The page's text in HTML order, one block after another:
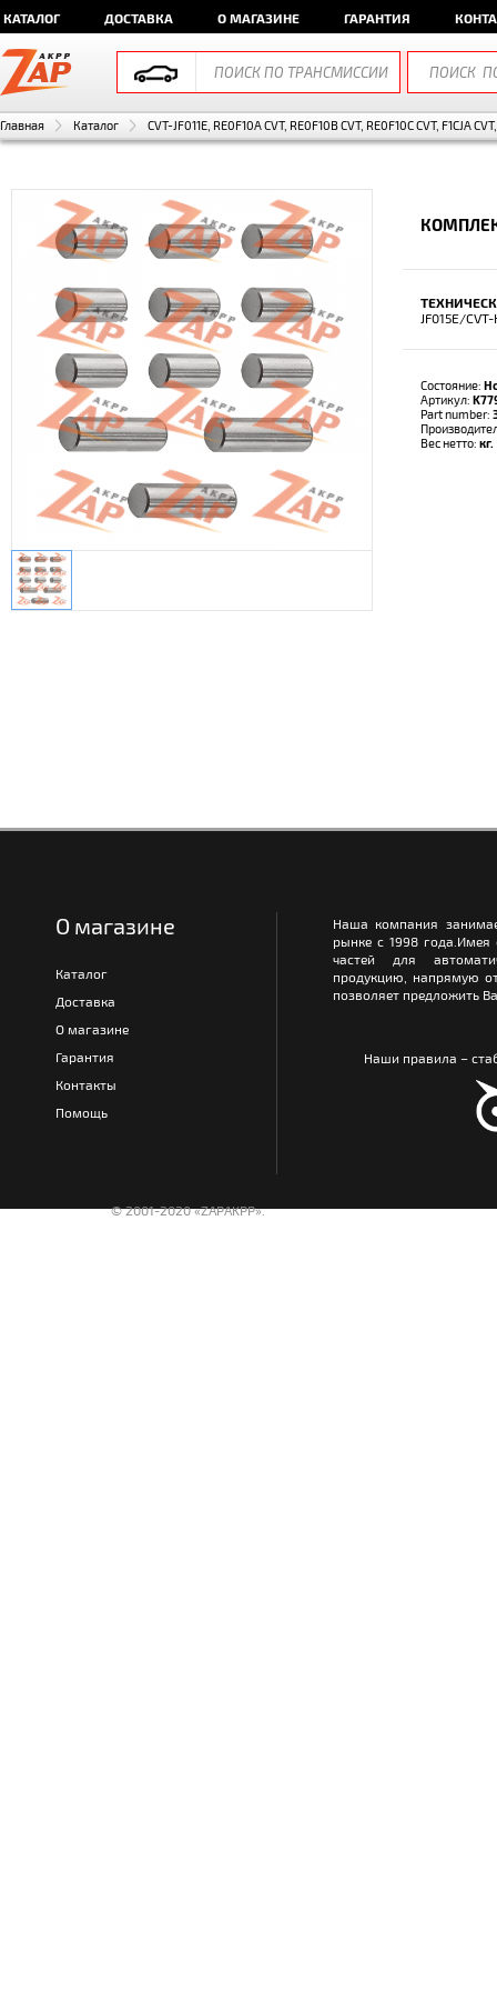
КАТАЛОГ ДОСТАВКА О МАГАЗИНЕ ГАРАНТИЯ
Главная Каталог CVT-JF011E, RE0F10A CVT, RE0F10B CVT, RE0F10C CVT, F1CJA
JF015E/
Состояние:
Артикул:
Part number:
Вес нетто: кг.
О магазине
Каталог
Доставка
О магазине
Гарантия
Контакты
Помощь
Наша компания
рынке с 1998
частей для
продукцию, напрямую
позволяет предложить
Наши правила –
© 2001-2020 «ZAPAKPP».